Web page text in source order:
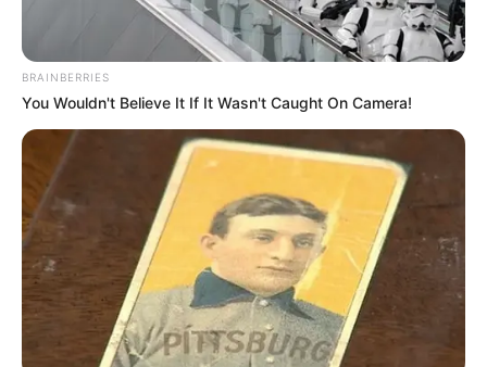
BRAINBERRIES
You Wouldn't Believe It If It Wasn't Caught On Camera!